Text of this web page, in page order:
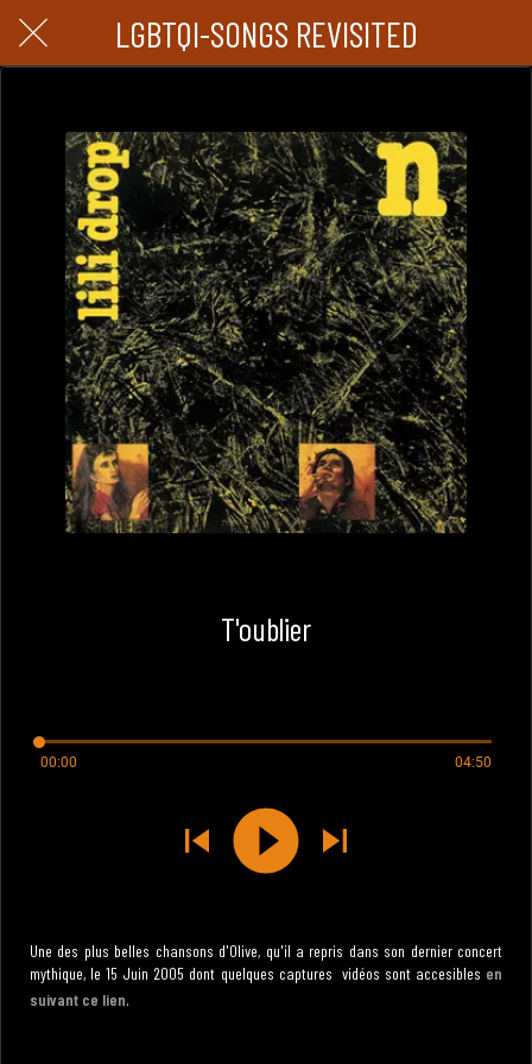
LGBTQI-SONGS REVISITED
T'oublier
00:00 04:50
Une des plus belles chansons d'Olive, qu'il a repris dans son dernier concert
mythique, le 15 Juin 2005 dont quelques captures vidéos sont accesibles en
suivant ce lien.